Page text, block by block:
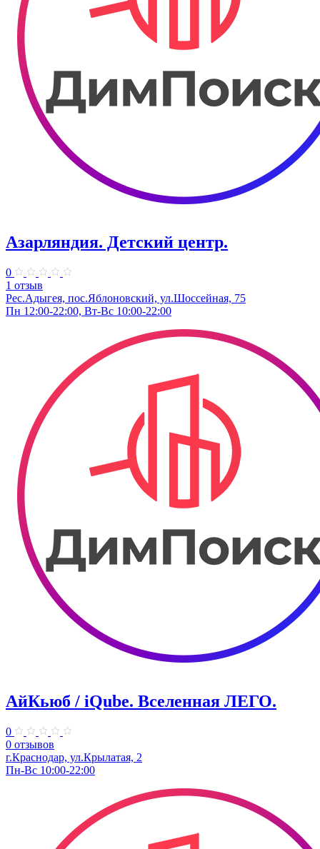
Азарляндия. ​Детский центр.
0
1 отзыв
Рес.Адыгея, пос.Яблоновский, ул.Шоссейная, 75
Пн 12:00-22:00, Вт-Вс 10:00-22:00
АйКьюб / iQube. Вселенная ЛЕГО.
0
0 отзывов
г.Краснодар, ул.Крылатая, 2
Пн-Вс 10:00-22:00